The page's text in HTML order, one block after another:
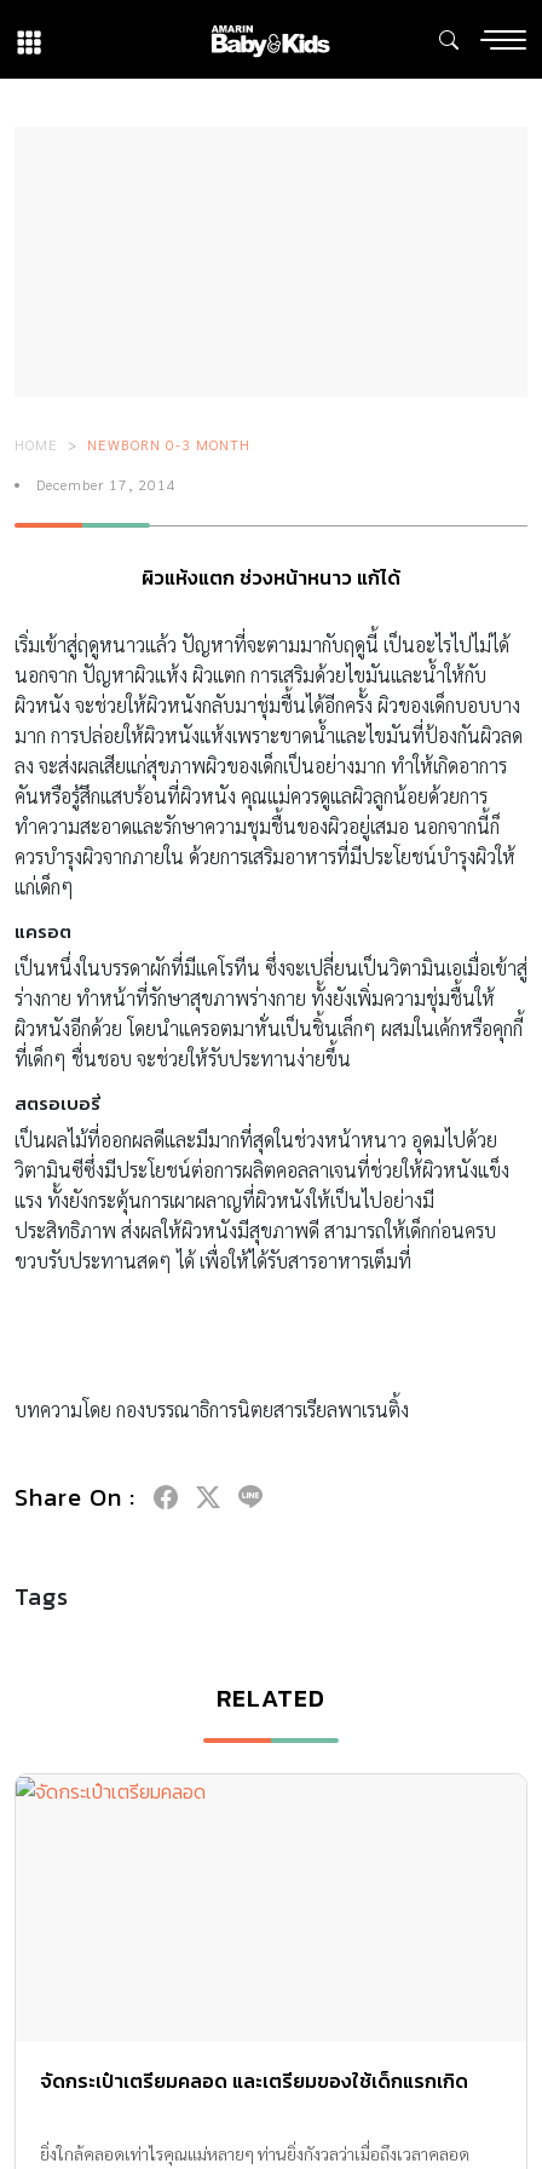
HOME NEWBORN 0-3 MONTH
December 17, 2014
ผิวแห้งแตก ช่วงหน้าหนาว แก้ได้
เริ่มเข้าสู่ฤดูหนาวแล้ว ปัญหาที่จะตามมากับฤดูนี้ เป็นอะไรไปไม่ได้
นอกจาก ปัญหาผิวแห้ง ผิวแตก การเสริมด้วยไขมันและน้ำให้กับ
ผิวหนัง จะช่วยให้ผิวหนังกลับมาชุ่มชื้นได้อีกครั้ง ผิวของเด็กบอบบาง
มาก การปล่อยให้ผิวหนังแห้งเพราะขาดน้ำและไขมันที่ป้องกันผิวลด
ลง จะส่งผลเสียแก่สุขภาพผิวของเด็กเป็นอย่างมาก ทำให้เกิดอาการ
คันหรือรู้สึกแสบร้อนที่ผิวหนัง คุณแม่ควรดูแลผิวลูกน้อยด้วยการ
ทำความสะอาดและรักษาความชุมชื้นของผิวอยู่เสมอ นอกจากนี้ก็
ควรบำรุงผิวจากภายใน ด้วยการเสริมอาหารที่มีประโยชน์บำรุงผิวให้
แก่เด็กๆ
แครอต
เป็นหนึ่งในบรรดาผักที่มีแคโรทีน ซึ่งจะเปลี่ยนเป็นวิตามินเอเมื่อเข้าสู่
ร่างกาย ทำหน้าที่รักษาสุขภาพร่างกาย ทั้งยังเพิ่มความชุ่มชื้นให้
ผิวหนังอีกด้วย โดยนำแครอตมาหั่นเป็นชิ้นเล็กๆ ผสมในเค้กหรือคุกกี้
ที่เด็กๆ ชื่นชอบ จะช่วยให้รับประทานง่ายขึ้น
สตรอเบอรี่
เป็นผลไม้ที่ออกผลดีและมีมากที่สุดในช่วงหน้าหนาว อุดมไปด้วย
วิตามินซีซึ่งมีประโยชน์ต่อการผลิตคอลลาเจนที่ช่วยให้ผิวหนังแข็ง
แรง ทั้งยังกระตุ้นการเผาผลาญที่ผิวหนังให้เป็นไปอย่างมี
ประสิทธิภาพ ส่งผลให้ผิวหนังมีสุขภาพดี สามารถให้เด็กก่อนครบ
ขวบรับประทานสดๆ ได้ เพื่อให้ได้รับสารอาหารเต็มที่
บทความโดย กองบรรณาธิการนิตยสารเรียลพาเรนติ้ง
Share On :
Tags
RELATED
จัดกระเป๋าเตรียมคลอด และเตรียมของใช้เด็กแรกเกิด
ยิ่งใกล้คลอดเท่าไรคุณแม่หลายๆ ท่านยิ่งกังวลว่าเมื่อถึงเวลาคลอด